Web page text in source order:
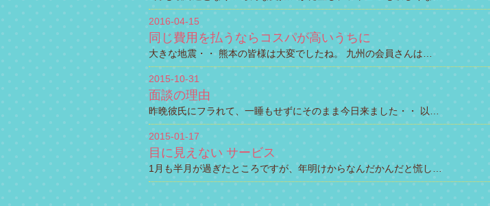
2016-04-15
同じ費用を払うならコスパが高いうちに
大きな地震・・ 熊本の皆様は大変でしたね。 九州の会員さんは…
2015-10-31
面談の理由
昨晩彼氏にフラれて、一睡もせずにそのまま今日来ました・・ 以…
2015-01-17
目に見えない サービス
1月も半月が過ぎたところですが、年明けからなんだかんだと慌し…